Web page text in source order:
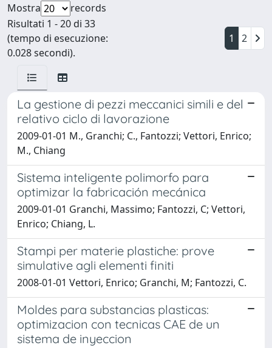
Mostra
records
Risultati 1 - 20 di 33
(tempo di esecuzione:
0.028 secondi).
1 2
La gestione di pezzi meccanici simili e del
relativo ciclo di lavorazione
2009-01-01 M., Granchi; C., Fantozzi; Vettori, Enrico;
M., Chiang
Sistema inteligente polimorfo para
optimizar la fabricación mecánica
2009-01-01 Granchi, Massimo; Fantozzi, C; Vettori,
Enrico; Chiang, L.
Stampi per materie plastiche: prove
simulative agli elementi finiti
2008-01-01 Vettori, Enrico; Granchi, M; Fantozzi, C.
Moldes para substancias plasticas:
optimizacion con tecnicas CAE de un
sistema de inyeccion